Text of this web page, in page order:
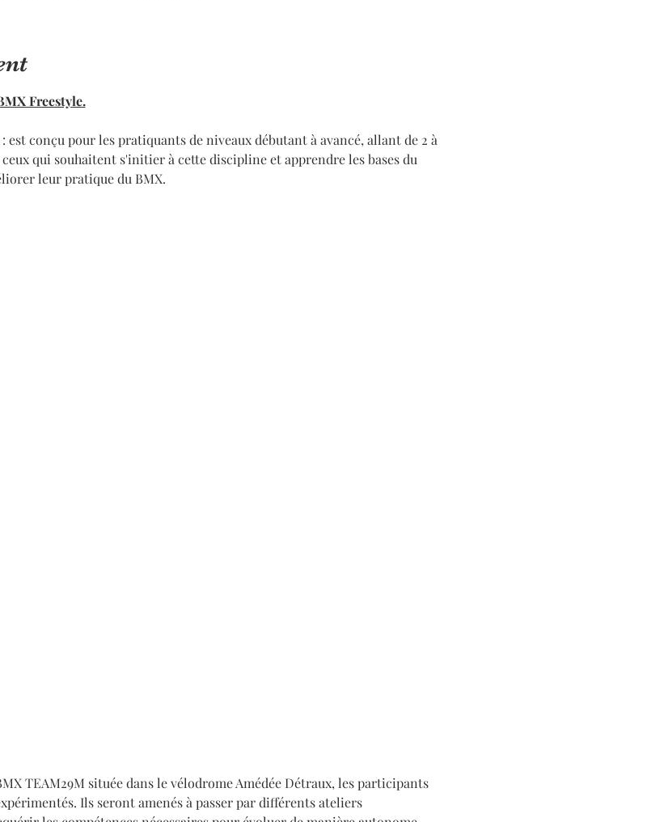
Freestyle.
: est conçu pour les pratiquants de niveaux débutant à avancé, allant de 2 à
qui souhaitent s'initier à cette discipline et apprendre les bases du
leur pratique du BMX.
TEAM29M située dans le vélodrome Amédée Détraux, les participants
Ils seront amenés à passer par différents ateliers